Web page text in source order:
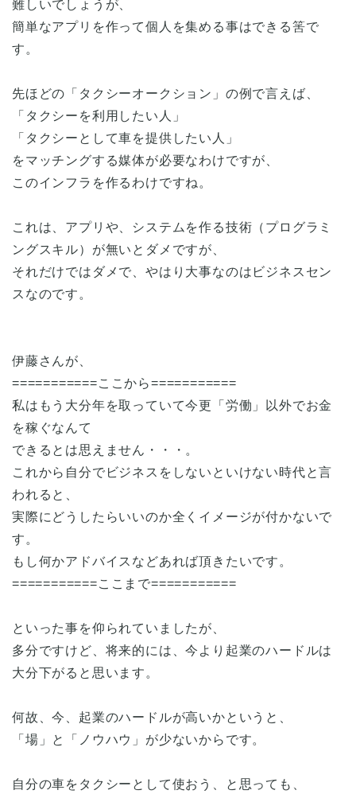
難しいでしょうが、
簡単なアプリを作って個人を集める事はできる筈で
す。
先ほどの「タクシーオークション」の例で言えば、
「タクシーを利用したい人」
「タクシーとして車を提供したい人」
をマッチングする媒体が必要なわけですが、
このインフラを作るわけですね。
これは、アプリや、システムを作る技術（プログラミ
ングスキル）が無いとダメですが、
それだけではダメで、やはり大事なのはビジネスセン
スなのです。
伊藤さんが、
===========ここから===========
私はもう大分年を取っていて今更「労働」以外でお金
を稼ぐなんて
できるとは思えません・・・。
これから自分でビジネスをしないといけない時代と言
われると、
実際にどうしたらいいのか全くイメージが付かないで
す。
もし何かアドバイスなどあれば頂きたいです。
===========ここまで===========
といった事を仰られていましたが、
多分ですけど、将来的には、今より起業のハードルは
大分下がると思います。
何故、今、起業のハードルが高いかというと、
「場」と「ノウハウ」が少ないからです。
自分の車をタクシーとして使おう、と思っても、